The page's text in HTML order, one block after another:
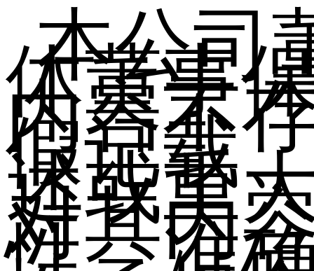
本公司
体董事
内容不
假记载
述或重
对其内